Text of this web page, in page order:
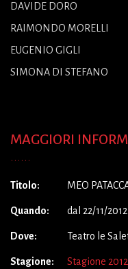
DAVIDE DORO
RAIMONDO MORELLI
EUGENIO GIGLI
SIMONA DI STEFANO
MAGGIORI
Titolo: MEO
Quando: dal 22/11/
Dove: Teatro le
Stagione: Stagione